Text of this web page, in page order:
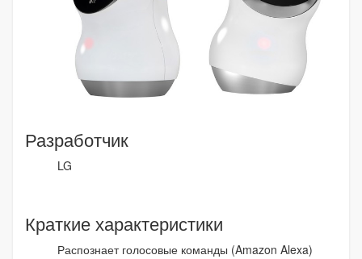
Разработчик
LG
Краткие характеристики
Распознает голосовые команды (Amazon Alexa)